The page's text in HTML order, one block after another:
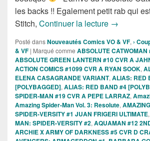
les backs !! Egalement petit rab qui
Stitch, Continuer la lecture Sortie des
→
Posté dansNouveautés Comics VO & VF, ›
& VF | Marqué comme ABSOLUTE CATWOMAN
ABSOLUTE GREEN LANTERN #10 CVR A
ACTION COMICS #1099 CVR A RYAN SOOK,
ELENA CASAGRANDE VARIANT, ALIAS: RED
[POLYBAGGED], ALIAS: RED BAND #4
SPIDER-MAN #19 CVR A PEPE LARRAZ,
Amazing Spider-Man Vol. 3: Resolute,
SPIDER-VERSITY #1 JUAN FRIGERI ULTIMATE,
MAN: SPIDER-VERSITY #2, AQUAMAN #12
ARCHIE X ARMY OF DARKNESS #5 CVR D